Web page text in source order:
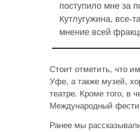
поступило мне за
Кутлугужина, все-
мнение всей
Стоит отметить, что
Уфе, а также музей,
театре. Кроме того, в
Международный
Ранее мы